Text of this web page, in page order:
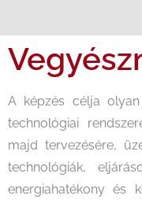
A képzés célja
technológiai
majd tervezésére,
technológiák,
energiahatékony és